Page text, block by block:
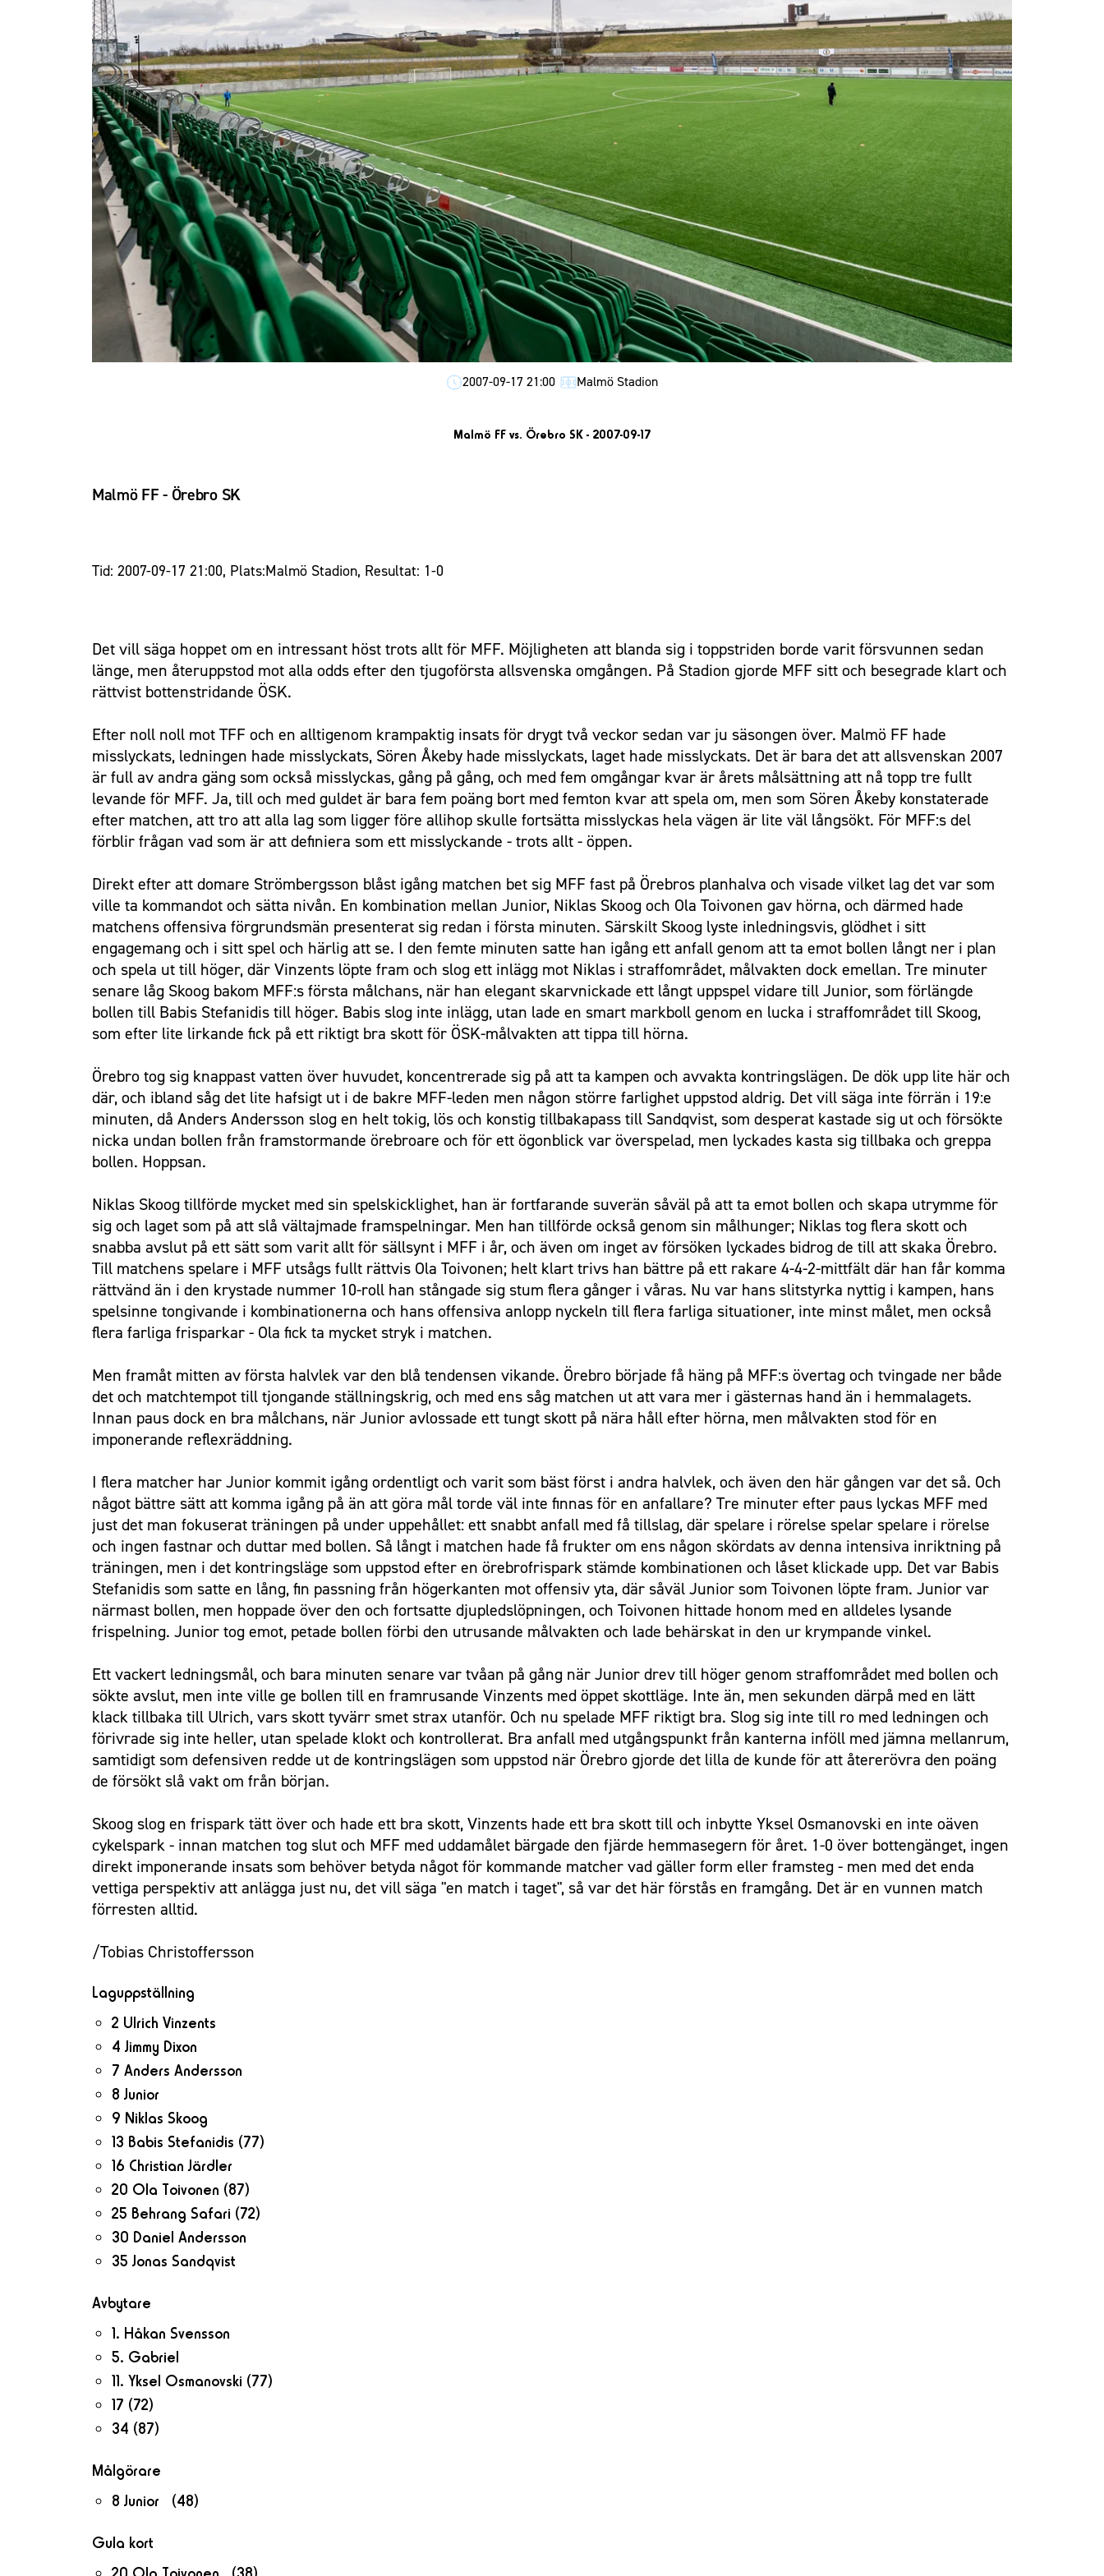
Om Malmö FF
Malmö FF vs. Örebro SK - 2007-09-17
2007-09-17 21:00 Malmö Stadion
Malmö FF - Örebro SK
Tid: 2007-09-17 21:00, Plats:Malmö Stadion, Resultat: 1-0
Det vill säga hoppet om en intressant höst trots allt för MFF. Möjligheten att blanda sig i toppstriden borde varit försvunnen sedan
länge, men återuppstod mot alla odds efter den tjugoförsta allsvenska omgången. På Stadion gjorde MFF sitt och besegrade klart och
rättvist bottenstridande ÖSK.
Efter noll noll mot TFF och en alltigenom krampaktig insats för drygt två veckor sedan var ju säsongen över. Malmö FF hade
misslyckats, ledningen hade misslyckats, Sören Åkeby hade misslyckats, laget hade misslyckats. Det är bara det att allsvenskan 2007
är full av andra gäng som också misslyckas, gång på gång, och med fem omgångar kvar är årets målsättning att nå topp tre fullt
levande för MFF. Ja, till och med guldet är bara fem poäng bort med femton kvar att spela om, men som Sören Åkeby konstaterade
efter matchen, att tro att alla lag som ligger före allihop skulle fortsätta misslyckas hela vägen är lite väl långsökt. För MFF:s del
förblir frågan vad som är att definiera som ett misslyckande - trots allt - öppen.
Direkt efter att domare Strömbergsson blåst igång matchen bet sig MFF fast på Örebros planhalva och visade vilket lag det var som
ville ta kommandot och sätta nivån. En kombination mellan Junior, Niklas Skoog och Ola Toivonen gav hörna, och därmed hade
matchens offensiva förgrundsmän presenterat sig redan i första minuten. Särskilt Skoog lyste inledningsvis, glödhet i sitt
engagemang och i sitt spel och härlig att se. I den femte minuten satte han igång ett anfall genom att ta emot bollen långt ner i plan
och spela ut till höger, där Vinzents löpte fram och slog ett inlägg mot Niklas i straffområdet, målvakten dock emellan. Tre minuter
senare låg Skoog bakom MFF:s första målchans, när han elegant skarvnickade ett långt uppspel vidare till Junior, som förlängde
bollen till Babis Stefanidis till höger. Babis slog inte inlägg, utan lade en smart markboll genom en lucka i straffområdet till Skoog,
som efter lite lirkande fick på ett riktigt bra skott för ÖSK-målvakten att tippa till hörna.
Örebro tog sig knappast vatten över huvudet, koncentrerade sig på att ta kampen och avvakta kontringslägen. De dök upp lite här och
där, och ibland såg det lite hafsigt ut i de bakre MFF-leden men någon större farlighet uppstod aldrig. Det vill säga inte förrän i 19:e
minuten, då Anders Andersson slog en helt tokig, lös och konstig tillbakapass till Sandqvist, som desperat kastade sig ut och försökte
nicka undan bollen från framstormande örebroare och för ett ögonblick var överspelad, men lyckades kasta sig tillbaka och greppa
bollen. Hoppsan.
Niklas Skoog tillförde mycket med sin spelskicklighet, han är fortfarande suverän såväl på att ta emot bollen och skapa utrymme för
sig och laget som på att slå vältajmade framspelningar. Men han tillförde också genom sin målhunger; Niklas tog flera skott och
snabba avslut på ett sätt som varit allt för sällsynt i MFF i år, och även om inget av försöken lyckades bidrog de till att skaka Örebro.
Till matchens spelare i MFF utsågs fullt rättvis Ola Toivonen; helt klart trivs han bättre på ett rakare 4-4-2-mittfält där han får komma
rättvänd än i den krystade nummer 10-roll han stångade sig stum flera gånger i våras. Nu var hans slitstyrka nyttig i kampen, hans
spelsinne tongivande i kombinationerna och hans offensiva anlopp nyckeln till flera farliga situationer, inte minst målet, men också
flera farliga frisparkar - Ola fick ta mycket stryk i matchen.
Men framåt mitten av första halvlek var den blå tendensen vikande. Örebro började få häng på MFF:s övertag och tvingade ner både
det och matchtempot till tjongande ställningskrig, och med ens såg matchen ut att vara mer i gästernas hand än i hemmalagets.
Innan paus dock en bra målchans, när Junior avlossade ett tungt skott på nära håll efter hörna, men målvakten stod för en
imponerande reflexräddning.
I flera matcher har Junior kommit igång ordentligt och varit som bäst först i andra halvlek, och även den här gången var det så. Och
något bättre sätt att komma igång på än att göra mål torde väl inte finnas för en anfallare? Tre minuter efter paus lyckas MFF med
just det man fokuserat träningen på under uppehållet: ett snabbt anfall med få tillslag, där spelare i rörelse spelar spelare i rörelse
och ingen fastnar och duttar med bollen. Så långt i matchen hade få frukter om ens någon skördats av denna intensiva inriktning på
träningen, men i det kontringsläge som uppstod efter en örebrofrispark stämde kombinationen och låset klickade upp. Det var Babis
Stefanidis som satte en lång, fin passning från högerkanten mot offensiv yta, där såväl Junior som Toivonen löpte fram. Junior var
närmast bollen, men hoppade över den och fortsatte djupledslöpningen, och Toivonen hittade honom med en alldeles lysande
frispelning. Junior tog emot, petade bollen förbi den utrusande målvakten och lade behärskat in den ur krympande vinkel.
Ett vackert ledningsmål, och bara minuten senare var tvåan på gång när Junior drev till höger genom straffområdet med bollen och
sökte avslut, men inte ville ge bollen till en framrusande Vinzents med öppet skottläge. Inte än, men sekunden därpå med en lätt
klack tillbaka till Ulrich, vars skott tyvärr smet strax utanför. Och nu spelade MFF riktigt bra. Slog sig inte till ro med ledningen och
förivrade sig inte heller, utan spelade klokt och kontrollerat. Bra anfall med utgångspunkt från kanterna inföll med jämna mellanrum,
samtidigt som defensiven redde ut de kontringslägen som uppstod när Örebro gjorde det lilla de kunde för att återerövra den poäng
de försökt slå vakt om från början.
Skoog slog en frispark tätt över och hade ett bra skott, Vinzents hade ett bra skott till och inbytte Yksel Osmanovski en inte oäven
cykelspark - innan matchen tog slut och MFF med uddamålet bärgade den fjärde hemmasegern för året. 1-0 över bottengänget, ingen
direkt imponerande insats som behöver betyda något för kommande matcher vad gäller form eller framsteg - men med det enda
vettiga perspektiv att anlägga just nu, det vill säga "en match i taget", så var det här förstås en framgång. Det är en vunnen match
förresten alltid.
/Tobias Christoffersson
Laguppställning
2 Ulrich Vinzents
4 Jimmy Dixon
7 Anders Andersson
8 Junior
9 Niklas Skoog
13 Babis Stefanidis (77)
16 Christian Järdler
20 Ola Toivonen (87)
25 Behrang Safari (72)
30 Daniel Andersson
35 Jonas Sandqvist
Avbytare
1. Håkan Svensson
5. Gabriel
11. Yksel Osmanovski (77)
17 (72)
34 (87)
Målgörare
8 Junior (48)
Gula kort